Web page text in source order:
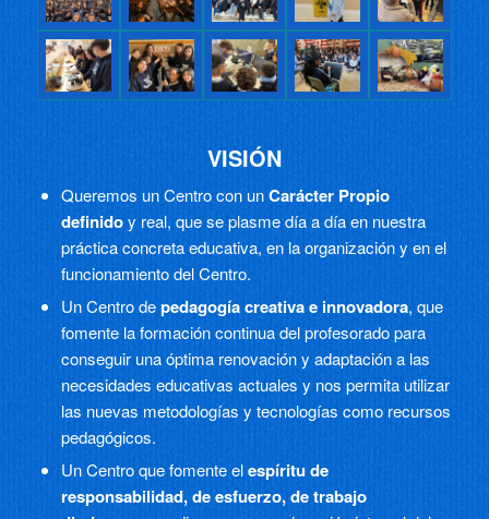
VISIÓN
Queremos un Centro con unCarácter Propio
definidoy real, que se plasme día a día en nuestra
práctica concreta educativa, en la organización y en el
funcionamiento del Centro.
Un Centro depedagogía creativa e innovadora, que
fomente la formación continua del profesorado para
conseguir una óptima renovación y adaptación a las
necesidades educativas actuales y nos permita utilizar
las nuevas metodologías y tecnologías como recursos
pedagógicos.
Un Centro que fomente elespíritu de
responsabilidad, de esfuerzo, de trabajo